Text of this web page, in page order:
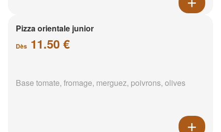
Pizza orientale junior
Dès 11.50 €
Base tomate, fromage, merguez, poivrons, olives